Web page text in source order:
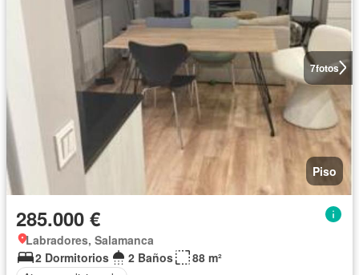
7fotos
Piso
285.000 €
Labradores, Salamanca
2 Dormitorios
2 Baños
88 m²